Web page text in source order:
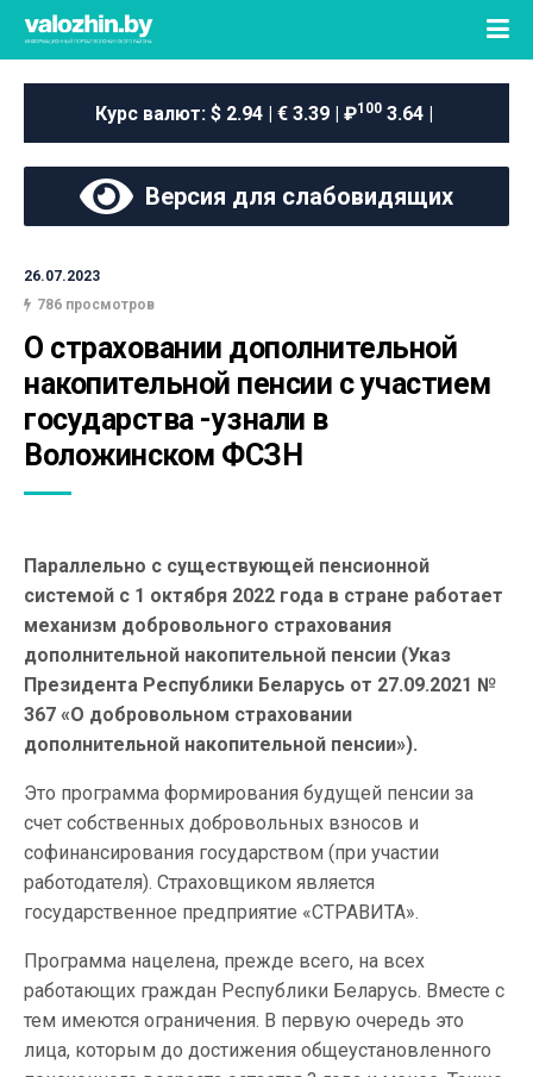
Курс валют: $ 2.94 | € 3.39 | ₽100 3.64 |
Версия для слабовидящих
26.07.2023
786 просмотров
О страховании дополнительной
накопительной пенсии с участием
государства -узнали в
Воложинском ФСЗН
Параллельно с существующей пенсионной
системой с 1 октября 2022 года в стране работает
механизм добровольного страхования
дополнительной накопительной пенсии (Указ
Президента Республики Беларусь от 27.09.2021 №
367 «О добровольном страховании
дополнительной накопительной пенсии»).
Это программа формирования будущей пенсии за
счет собственных добровольных взносов и
софинансирования государством (при участии
работодателя). Страховщиком является
государственное предприятие «СТРАВИТА».
Программа нацелена, прежде всего, на всех
работающих граждан Республики Беларусь. Вместе с
тем имеются ограничения. В первую очередь это
лица, которым до достижения общеустановленного